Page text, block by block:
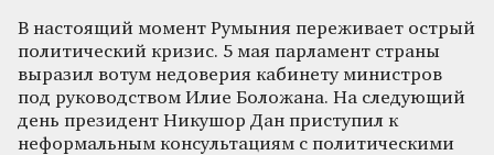
В настоящий момент Румыния переживает острый
политический кризис. 5 мая парламент страны
выразил вотум недоверия кабинету министров
под руководством Илие Боложана. На следующий
день президент Никушор Дан приступил к
неформальным консультациям с политическими